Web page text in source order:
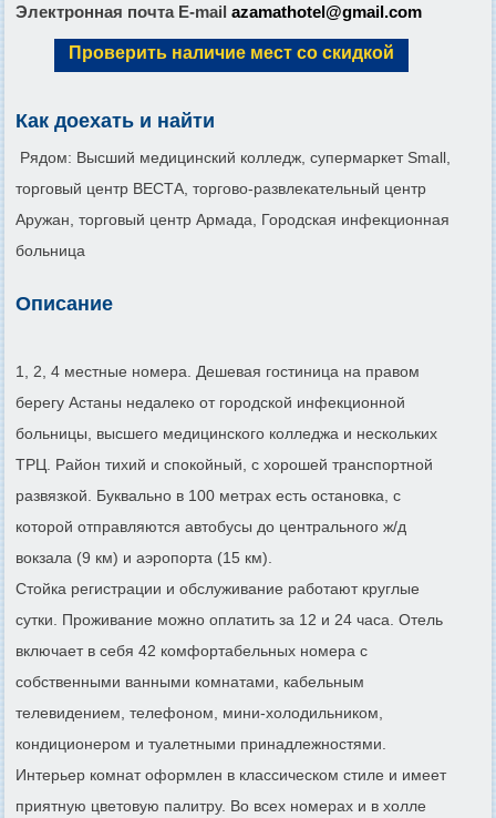
Электронная почта E-mail azamathotel@gmail.com
Проверить наличие мест со скидкой
Как доехать и найти
Рядом: Высший медицинский колледж, супермаркет Small,
торговый центр ВЕСТА, торгово-развлекательный центр
Аружан, торговый центр Армада, Городская инфекционная
больница
Описание
1, 2, 4 местные номера. Дешевая гостиница на правом
берегу Астаны недалеко от городской инфекционной
больницы, высшего медицинского колледжа и нескольких
ТРЦ. Район тихий и спокойный, с хорошей транспортной
развязкой. Буквально в 100 метрах есть остановка, с
которой отправляются автобусы до центрального ж/д
вокзала (9 км) и аэропорта (15 км).
Стойка регистрации и обслуживание работают круглые
сутки. Проживание можно оплатить за 12 и 24 часа. Отель
включает в себя 42 комфортабельных номера с
собственными ванными комнатами, кабельным
телевидением, телефоном, мини-холодильником,
кондиционером и туалетными принадлежностями.
Интерьер комнат оформлен в классическом стиле и имеет
приятную цветовую палитру. Во всех номерах и в холле